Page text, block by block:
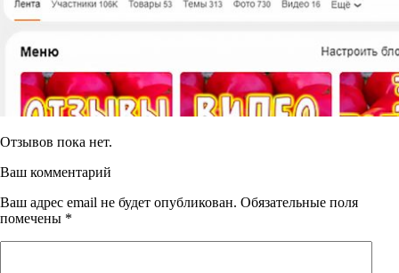
Отзывов пока нет.
Ваш комментарий
Ваш адрес email не будет опубликован. Обязательные поля
помечены *